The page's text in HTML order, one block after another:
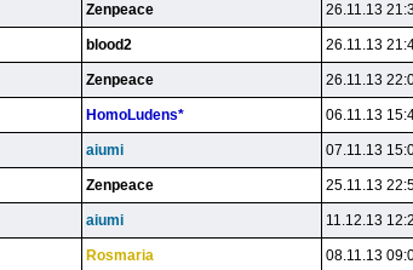
Zenpeace 26.11.13
blood2 26.11.13
Zenpeace 26.11.13
HomoLudens* 06.11.13
aiumi 07.11.13
Zenpeace 25.11.13
aiumi 11.12.13
Rosmaria 08.11.13